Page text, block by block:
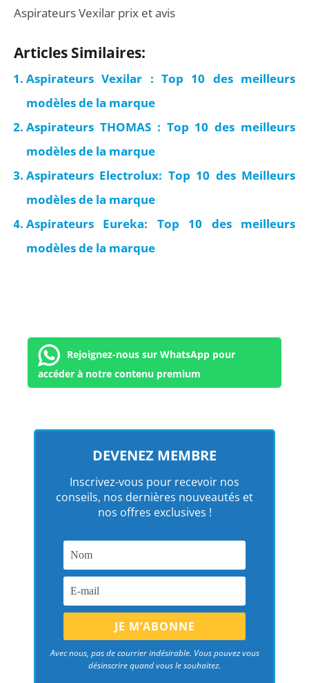
Aspirateurs Vexilar prix et avis
Articles Similaires:
Aspirateurs Vexilar : Top 10 des meilleurs
modèles de la marque
Aspirateurs THOMAS : Top 10 des meilleurs
modèles de la marque
Aspirateurs Electrolux: Top 10 des Meilleurs
modèles de la marque
Aspirateurs Eureka: Top 10 des meilleurs
modèles de la marque
Rejoignez-nous sur WhatsApp pour
accéder à notre contenu premium
DEVENEZ MEMBRE
Inscrivez-vous pour recevoir nos
conseils, nos dernières nouveautés et
nos offres exclusives !
Avec nous, pas de courrier indésirable. Vous pouvez vous
désinscrire quand vous le souhaitez.